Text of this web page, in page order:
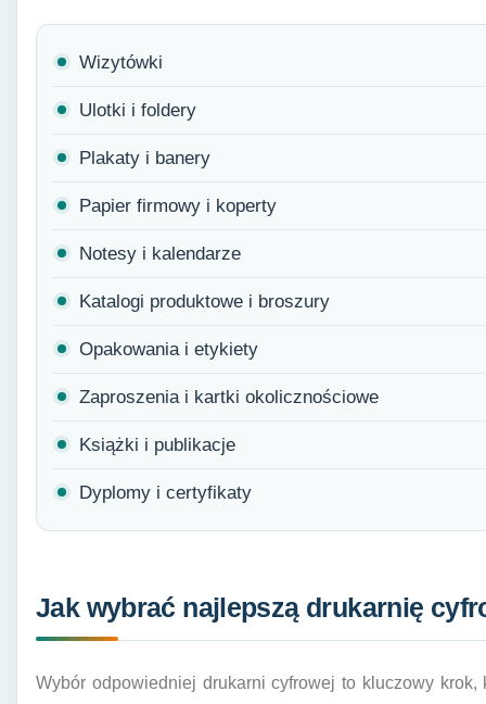
Wizytówki
Ulotki i foldery
Plakaty i banery
Papier firmowy i koperty
Notesy i kalendarze
Katalogi produktowe i broszury
Opakowania i etykiety
Zaproszenia i kartki okolicznościowe
Książki i publikacje
Dyplomy i certyfikaty
Jak wybrać najlepszą drukarnię
Wybór odpowiedniej drukarni cyfrowej to kluczowy krok,